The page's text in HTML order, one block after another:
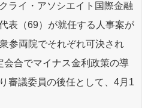
ライ・アソシエイト国際金融
表（69）が就任する人事案が
参両院でそれぞれ可決され
会合でマイナス金利政策の導
審議委員の後任として、4月1